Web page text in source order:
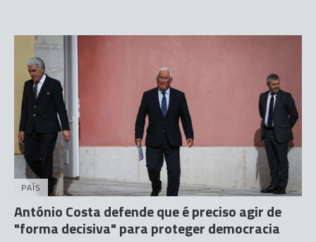
PAÍS
António Costa defende que é preciso agir de
"forma decisiva" para proteger democracia